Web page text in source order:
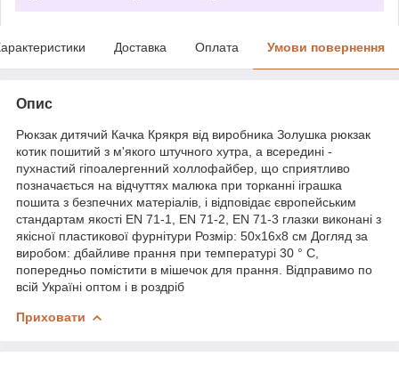
Доставка Оплата Умови повернення
Опис
Рюкзак дитячий Качка Крякря від виробника Золушка рюкзак
котик пошитий з м'якого штучного хутра, а всередині -
пухнастий гіпоалергенний холлофайбер, що сприятливо
позначається на відчуттях малюка при торканні іграшка
пошита з безпечних матеріалів, і відповідає європейським
стандартам якості EN 71-1, EN 71-2, EN 71-3 глазки виконані з
якісної пластикової фурнітури Розмір: 50х16х8 см Догляд за
виробом: дбайливе прання при температурі 30 ° С,
попередньо помістити в мішечок для прання. Відправимо по
всій Україні оптом і в роздріб
Приховати